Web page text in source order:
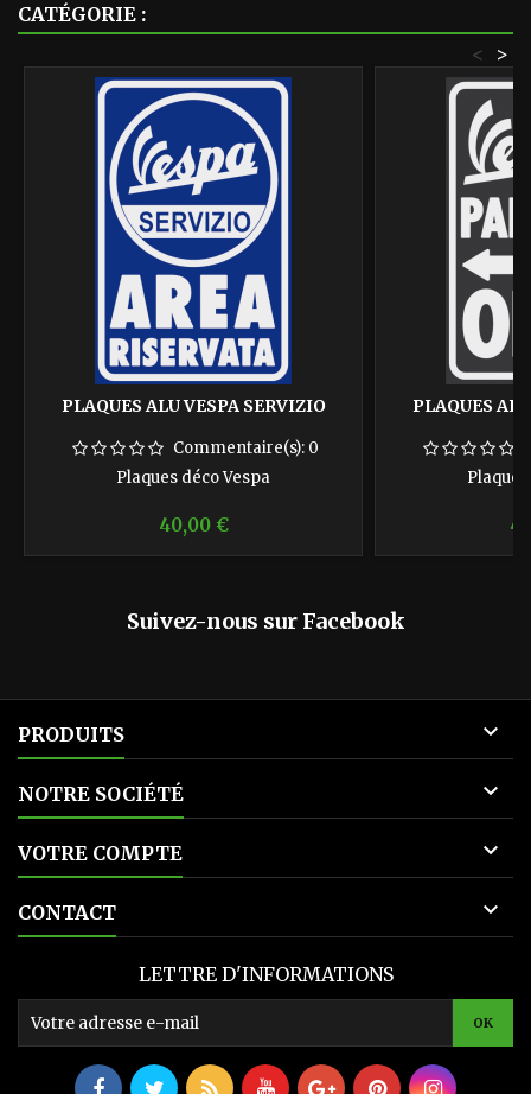
CATÉGORIE :
>
<
PLAQUES ALU VESPA SERVIZIO
Commentaire(s): 0
Plaques déco Vespa
Prix
40,00 €
PLAQUES
Suivez-nous sur Facebook
PRODUITS 
NOTRE SOCIÉTÉ 
VOTRE COMPTE 
CONTACT 
LETTRE D'INFORMATIONS